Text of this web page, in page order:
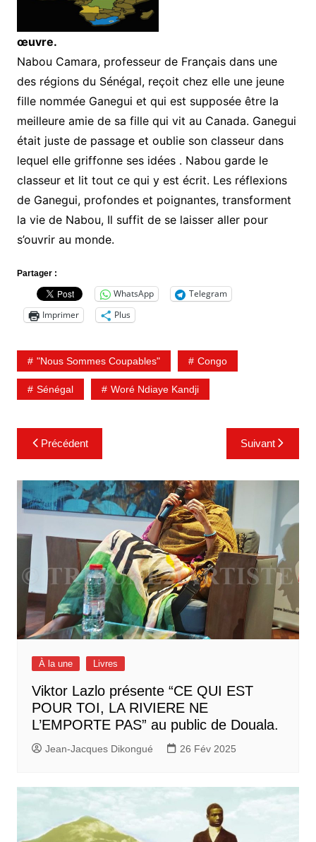
œuvre.
Nabou Camara, professeur de Français dans une
des régions du Sénégal, reçoit chez elle une jeune
fille nommée Ganegui et qui est supposée être la
meilleure amie de sa fille qui vit au Canada. Ganegui
était juste de passage et oublie son classeur dans
lequel elle griffonne ses idées . Nabou garde le
classeur et lit tout ce qui y est écrit. Les réflexions
de Ganegui, profondes et poignantes, transforment
la vie de Nabou, Il suffit de se laisser aller pour
s’ouvrir au monde.
Partager :
WhatsApp
Telegram
Imprimer
Plus
"Nous Sommes Coupables" Congo
Sénégal Woré Ndiaye Kandji
Navigation
de
l’article
Précédent Suivant
À la une Livres
Viktor Lazlo présente “CE QUI EST
POUR TOI, LA RIVIERE NE
L’EMPORTE PAS” au public de Douala.
Jean-Jacques Dikongué 26 Fév 2025